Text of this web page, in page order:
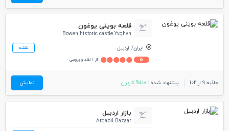
قلعه بوینی یوغون
Bowen historic castle Yvghvn
ایران اردبیل نقشه
5 از 1 نقد و بررسی
جاذبه 9 از 102 پیشنهاد شده : 100% کاربران نمایش
بازار اردبیل
Ardabil Bazaar